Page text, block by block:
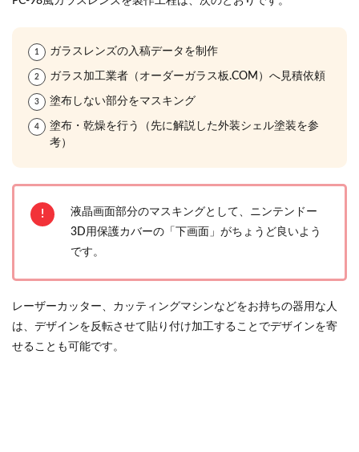
ガラスレンズの入稿データを制作
ガラス加工業者（オーダーガラス板.COM）へ見積依頼
塗布しない部分をマスキング
塗布・乾燥を行う（先に解説した外装シェル塗装を参
考）
液晶画面部分のマスキングとして、ニンテンドー
3D用保護カバーの「下画面」がちょうど良いよう
です。
レーザーカッター、カッティングマシンなどをお持ちの器用な人
は、デザインを反転させて貼り付け加工することでデザインを寄
せることも可能です。